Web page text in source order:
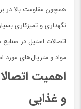
همچون مقاومت بالا در
نگهداری و تمیزکاری
اتصالات استیل در
مواد و متریال‌های مورد
اهمیت
و غذایی